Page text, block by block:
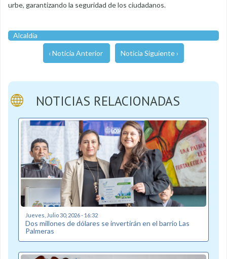
urbe, garantizando la seguridad de los ciudadanos.
Alcaldía
‹ Noticia Anterior Noticia Siguiente ›
NOTICIAS RELACIONADAS
Jueves, Julio 30, 2026 - 16:32
Dos millones de dólares se invertirán en el barrio Las
Palmeras